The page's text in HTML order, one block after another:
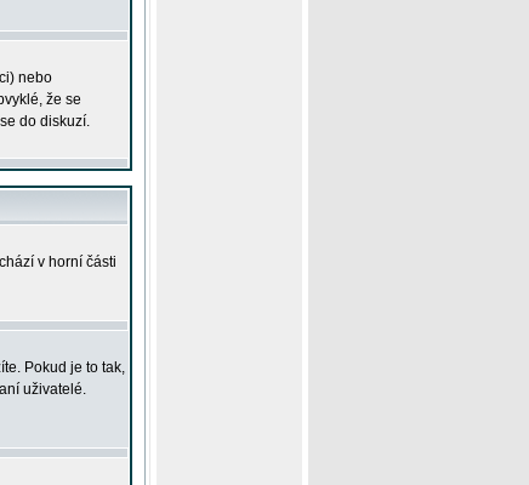
nebo
že se
do diskuzí.
v horní části
Pokud je to tak,
uživatelé.